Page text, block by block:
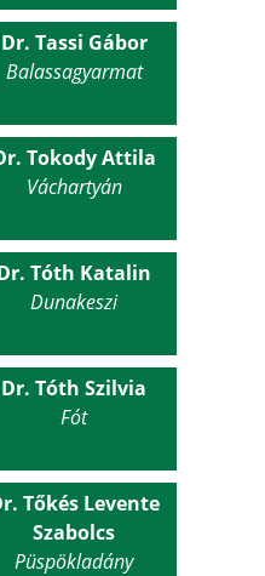
Dr. Tassi Gábor
Balassagyarmat
Tokody Attila
Váchartyán
Tóth Katalin
Dunakeszi
Dr. Tóth Szilvia
Fót
Tőkés Levente
Szabolcs
Püspökladány